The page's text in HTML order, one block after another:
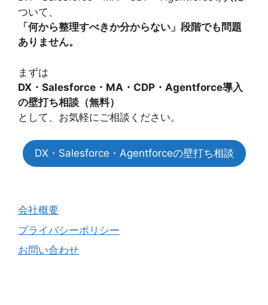
ついて、
「何から整理すべきか分からない」段階でも問題
ありません。
まずは
DX・Salesforce・MA・CDP・Agentforce導入
の壁打ち相談（無料）
として、お気軽にご相談ください。
DX・Salesforce・Agentforceの壁打ち相談
会社概要
プライバシーポリシー
お問い合わせ